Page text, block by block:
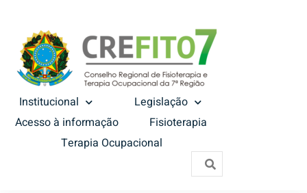
Institucional
Legislação
Acesso à informação
Fisioterapia
Terapia Ocupacional